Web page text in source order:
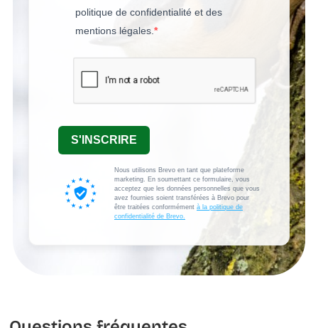
politique de confidentialité et des
mentions légales.
S'INSCRIRE
Nous utilisons Brevo en tant que plateforme
marketing. En soumettant ce formulaire, vous
acceptez que les données personnelles que vous
avez fournies soient transférées à Brevo pour
être traitées conformément à la politique de
confidentialité de Brevo.